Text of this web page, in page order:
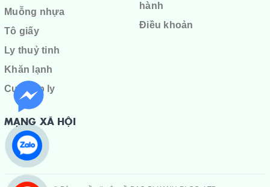
Muỗng nhựa
Tô giấy
Ly thuỷ tinh
Khăn lạnh
Cuộn ép ly
hành
Điều khoản
MẠNG XÃ HỘI